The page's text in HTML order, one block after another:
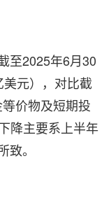
至2025年6月30
元），对比截
价物及短期投
降主要系上半年
。